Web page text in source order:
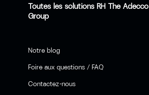
Toutes les solutions RH The Adecco
Group
Notre blog
Foire aux questions / FAQ
Contactez-nous